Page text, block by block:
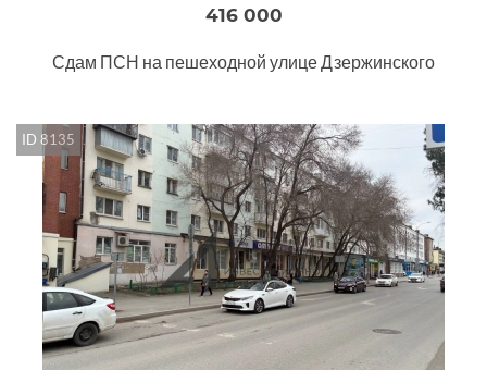
416 000
Сдам ПСН на пешеходной улице Дзержинского
ID 8135